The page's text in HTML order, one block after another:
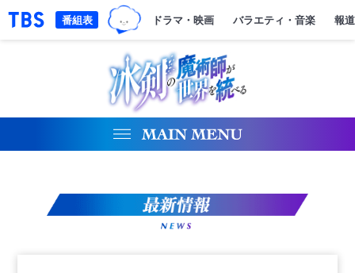
「TBSテレビ｜ときめくときを。」トップページ
TBSグループキャラクター『ワク
ドラマ・映画 バラエティ・音楽 報
番組表